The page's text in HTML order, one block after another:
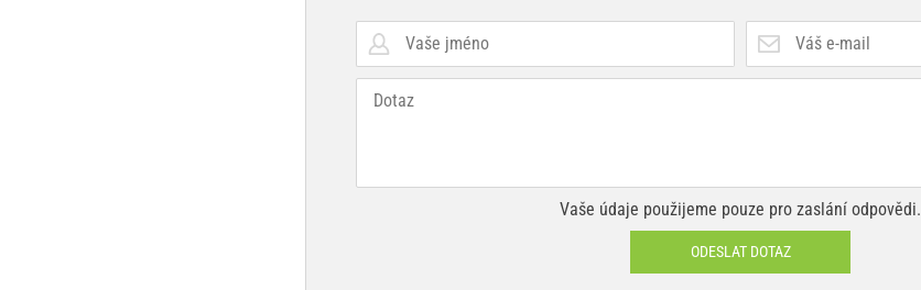
Vaše údaje použijeme pouze pro zaslání odpovědi.
ODESLAT DOTAZ